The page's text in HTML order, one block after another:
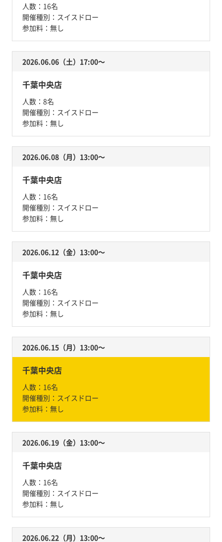
人数： 16名
開催種別： スイスドロー
参加料： 無し
2026.06.06（土）17:00〜
千葉中央店
人数： 8名
開催種別： スイスドロー
参加料： 無し
2026.06.08（月）13:00〜
千葉中央店
人数： 16名
開催種別： スイスドロー
参加料： 無し
2026.06.12（金）13:00〜
千葉中央店
人数： 16名
開催種別： スイスドロー
参加料： 無し
2026.06.15（月）13:00〜
千葉中央店
人数： 16名
開催種別： スイスドロー
参加料： 無し
2026.06.19（金）13:00〜
千葉中央店
人数： 16名
開催種別： スイスドロー
参加料： 無し
2026.06.22（月）13:00〜